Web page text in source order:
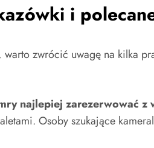
i
zwrócić uwagę na kilka
najlepiej zarezerwować
Osoby szukające